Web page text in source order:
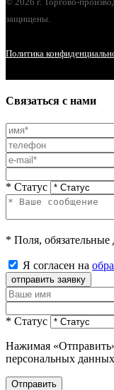
защищены.
Политика
Связаться с нами
* Статус
* Поля, обязательные
Я согласен на
отправить заявку
* Статус
Нажимая
персональных